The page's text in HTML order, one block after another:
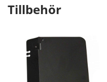
Tillbehör